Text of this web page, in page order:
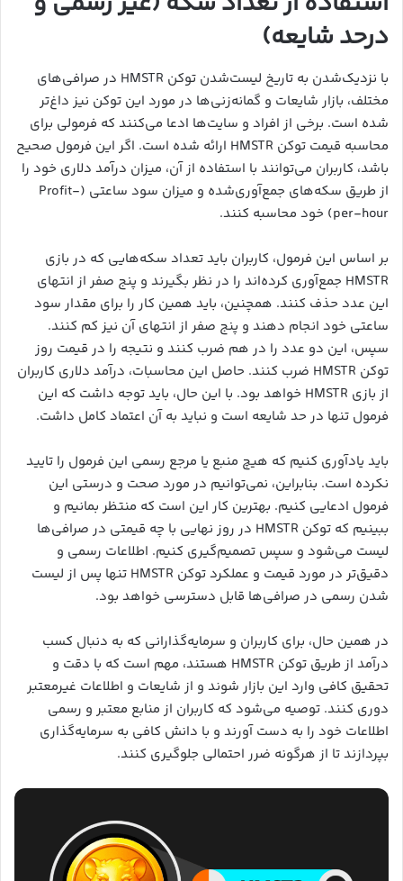
درحد شایعه)
با نزدیک‌شدن به تاریخ لیست‌شدن توکن HMSTR در صرافی‌های
مختلف، بازار شایعات و گمانه‌زنی‌ها در مورد این توکن نیز داغ‌تر
شده است. برخی از افراد و سایت‌ها ادعا می‌کنند که فرمولی برای
محاسبه قیمت توکن HMSTR ارائه شده است. اگر این فرمول صحیح
باشد، کاربران می‌توانند با استفاده از آن، میزان درآمد دلاری خود را
از طریق سکه‌های جمع‌آوری‌شده و میزان سود ساعتی (Profit-
per-hour) خود محاسبه کنند.
بر اساس این فرمول، کاربران باید تعداد سکه‌هایی که در بازی
HMSTR جمع‌آوری کرده‌اند را در نظر بگیرند و پنج صفر از انتهای
این عدد حذف کنند. همچنین، باید همین کار را برای مقدار سود
ساعتی خود انجام دهند و پنج صفر از انتهای آن نیز کم کنند.
سپس، این دو عدد را در هم ضرب کنند و نتیجه را در قیمت روز
توکن HMSTR ضرب کنند. حاصل این محاسبات، درآمد دلاری کاربران
از بازی HMSTR خواهد بود. با این حال، باید توجه داشت که این
فرمول تنها در حد شایعه است و نباید به آن اعتماد کامل داشت.
باید یادآوری کنیم که هیچ منبع یا مرجع رسمی این فرمول را تایید
نکرده است. بنابراین، نمی‌توانیم در مورد صحت و درستی این
فرمول ادعایی کنیم. بهترین کار این است که منتظر بمانیم و
ببینیم که توکن HMSTR در روز نهایی با چه قیمتی در صرافی‌ها
لیست می‌شود و سپس تصمیم‌گیری کنیم. اطلاعات رسمی و
دقیق‌تر در مورد قیمت و عملکرد توکن HMSTR تنها پس از لیست
شدن رسمی در صرافی‌ها قابل دسترسی خواهد بود.
در همین حال، برای کاربران و سرمایه‌گذارانی که به دنبال کسب
درآمد از طریق توکن HMSTR هستند، مهم است که با دقت و
تحقیق کافی وارد این بازار شوند و از شایعات و اطلاعات غیرمعتبر
دوری کنند. توصیه می‌شود که کاربران از منابع معتبر و رسمی
اطلاعات خود را به دست آورند و با دانش کافی به سرمایه‌گذاری
بپردازند تا از هرگونه ضرر احتمالی جلوگیری کنند.